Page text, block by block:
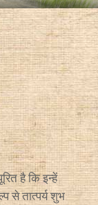
है कि इन्हें
से तात्पर्य शुभ